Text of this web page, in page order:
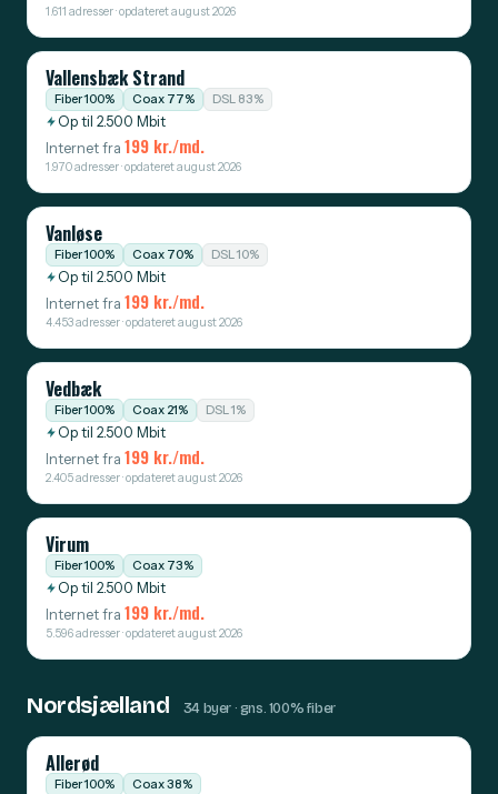
1.611 adresser · opdateret august 2026
Vallensbæk Strand
Fiber 100% Coax 77% DSL 83%
Op til 2.500 Mbit
Internet fra 199 kr./md.
1.970 adresser · opdateret august 2026
Vanløse
Fiber 100% Coax 70% DSL 10%
Op til 2.500 Mbit
Internet fra 199 kr./md.
4.453 adresser · opdateret august 2026
Vedbæk
Fiber 100% Coax 21% DSL 1%
Op til 2.500 Mbit
Internet fra 199 kr./md.
2.405 adresser · opdateret august 2026
Virum
Fiber 100% Coax 73%
Op til 2.500 Mbit
Internet fra 199 kr./md.
5.596 adresser · opdateret august 2026
Nordsjælland 34 byer · gns. 100% fiber
Allerød
Fiber 100% Coax 38%